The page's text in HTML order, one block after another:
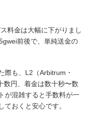
料金は大幅に下がりまし
前後で、単純送金の
際も、L2（Arbitrum・
数円、着金は数十秒〜数
が混雑すると手数料が一
おくと安心です。